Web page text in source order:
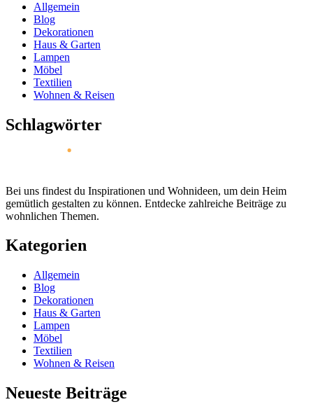
Allgemein
Blog
Dekorationen
Haus & Garten
Lampen
Möbel
Textilien
Wohnen & Reisen
Schlagwörter
Bei uns findest du Inspirationen und Wohnideen, um dein Heim
gemütlich gestalten zu können. Entdecke zahlreiche Beiträge zu
wohnlichen Themen.
Kategorien
Allgemein
Blog
Dekorationen
Haus & Garten
Lampen
Möbel
Textilien
Wohnen & Reisen
Neueste Beiträge